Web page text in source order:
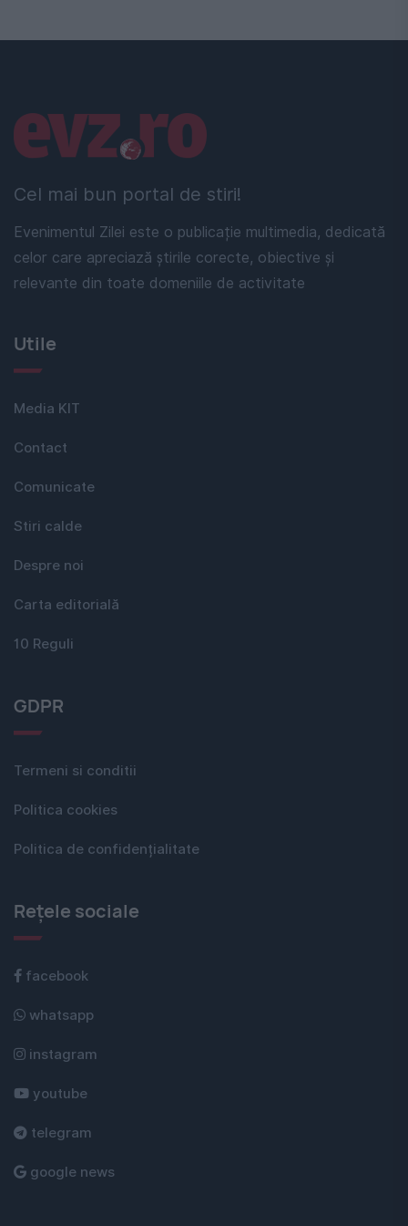
Cel mai bun portal de stiri!
Evenimentul Zilei este o publicație multimedia, dedicată
celor care apreciază știrile corecte, obiective și
relevante din toate domeniile de activitate
Linkuri utile
Utile
Media KIT
Contact
Comunicate
Stiri calde
Despre noi
Carta editorială
10 Reguli
GDPR
Termeni si conditii
Politica cookies
Politica de confidențialitate
Rețele sociale
facebook
whatsapp
instagram
youtube
telegram
google news